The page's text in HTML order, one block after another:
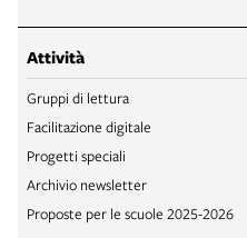
Attività
Gruppi di lettura
Facilitazione digitale
Progetti speciali
Archivio newsletter
Proposte per le scuole 2025-2026